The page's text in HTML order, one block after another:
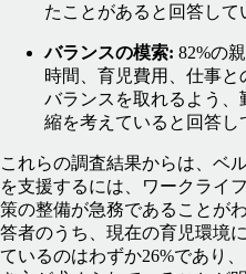
たことがあると回答して
バランスの模索: 82%の
時間、育児費用、仕事と
バランスを取れるよう、
縮を考えていると回答し
これらの調査結果からは、ベ
を支援するには、ワークライ
策の整備が急務であることが
答者のうち、現在の育児環境
ているのはわずか26%であり